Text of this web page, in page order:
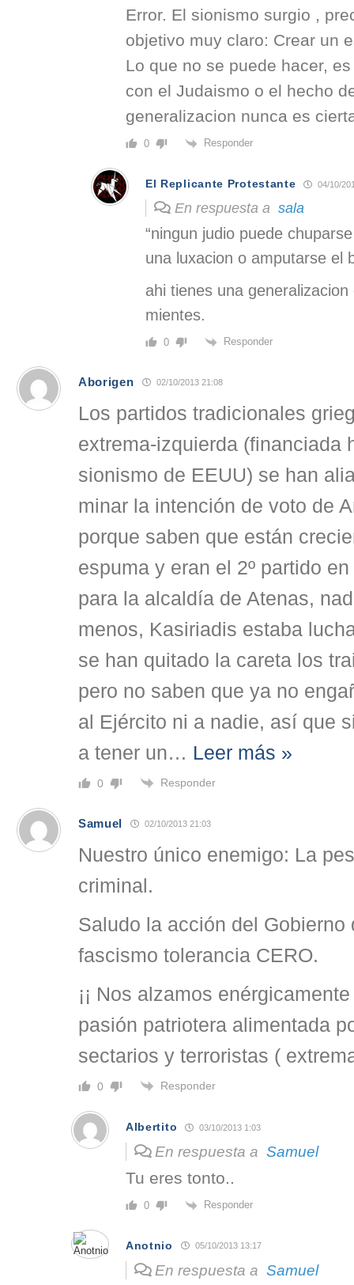
Error. El sionismo surgio ,
objetivo muy claro: Crear un
Lo que no se puede hacer,
con el Judaismo o el hecho
generalizacion nunca es
0 Responder
El Replicante Protestante 04/10/
En respuesta a sala
“ningun judio puede
una luxacion o amputarse el
ahi tienes una
mientes.
0 Responder
Aborigen 02/10/2013 21:08
Los partidos tradicionales
extrema-izquierda (financiada
sionismo de EEUU) se han
minar la intención de voto de
porque saben que están
espuma y eran el 2º partido
para la alcaldía de Atenas,
menos, Kasiriadis estaba
se han quitado la careta los
pero no saben que ya no
al Ejército ni a nadie, así que
a tener un… Leer más »
0 Responder
Samuel 02/10/2013 21:03
Nuestro único enemigo: La
criminal.
Saludo la acción del Gobierno
fascismo tolerancia CERO.
¡¡ Nos alzamos
pasión patriotera alimentada
sectarios y terroristas (
0 Responder
Albertito 03/10/2013 1:03
En respuesta a Samuel
Tu eres tonto..
0 Responder
Anotnio 05/10/2013 13:17
En respuesta a Samuel